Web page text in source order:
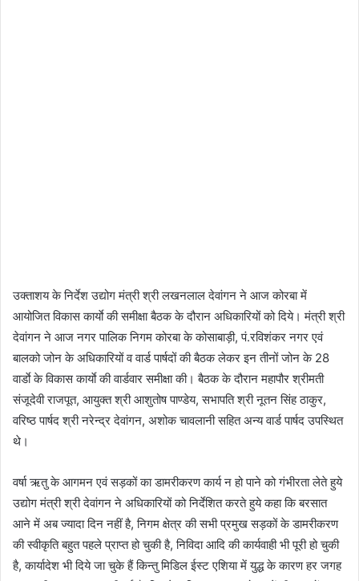
उक्ताशय के निर्देश उद्योग मंत्री श्री लखनलाल देवांगन ने आज कोरबा में
आयोजित विकास कार्याे की समीक्षा बैठक के दौरान अधिकारियों को दिये। मंत्री श्री
देवांगन ने आज नगर पालिक निगम कोरबा के कोसाबाड़ी, पं.रविशंकर नगर एवं
बालको जोन के अधिकारियों व वार्ड पार्षदों की बैठक लेकर इन तीनों जोन के 28
वार्डाे के विकास कार्याे की वार्डवार समीक्षा की। बैठक के दौरान महापौर श्रीमती
संजूदेवी राजपूत, आयुक्त श्री आशुतोष पाण्डेय, सभापति श्री नूतन सिंह ठाकुर,
वरिष्ठ पार्षद श्री नरेन्द्र देवांगन, अशोक चावलानी सहित अन्य वार्ड पार्षद उपस्थित
थे।
वर्षा ऋतु के आगमन एवं सड़कों का डामरीकरण कार्य न हो पाने को गंभीरता लेते हुये
उद्योग मंत्री श्री देवांगन ने अधिकारियों को निर्देशित करते हुये कहा कि बरसात
आने में अब ज्यादा दिन नहीं है, निगम क्षेत्र की सभी प्रमुख सड़कों के डामरीकरण
की स्वीकृति बहुत पहले प्राप्त हो चुकी है, निविदा आदि की कार्यवाही भी पूरी हो चुकी
है, कार्यादेश भी दिये जा चुके हैं किन्तु मिडिल ईस्ट एशिया में युद्ध के कारण हर जगह